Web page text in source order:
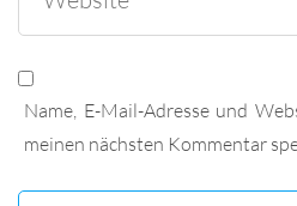
Name, E-Mail-Adresse und
meinen nächsten Kommentar